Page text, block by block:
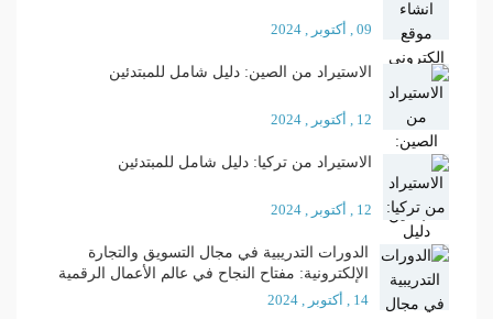
09 , أكتوبر , 2024
الاستيراد من الصين: دليل شامل للمبتدئين
12 , أكتوبر , 2024
الاستيراد من تركيا: دليل شامل للمبتدئين
12 , أكتوبر , 2024
الدورات التدريبية في مجال التسويق والتجارة
الإلكترونية: مفتاح النجاح في عالم الأعمال الرقمية
14 , أكتوبر , 2024